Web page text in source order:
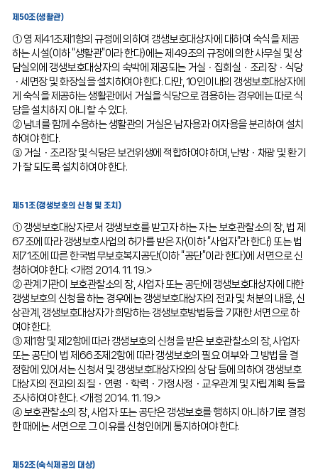
제50조(생활관)
① 영 제41조제1항의 규정에 의하여 갱생보호대상자에 대하여 숙식을 제공
하는 시설(이하 “생활관”이라 한다)에는 제49조의 규정에 의한 사무실 및 상
담실외에 갱생보호대상자의 숙박에 제공되는 거실ㆍ집회실ㆍ조리장ㆍ식당
ㆍ세면장 및 화장실을 설치하여야 한다. 다만, 10인이내의 갱생보호대상자에
게 숙식을 제공하는 생활관에서 거실을 식당으로 겸용하는 경우에는 따로 식
당을 설치하지 아니할 수 있다.
② 남녀를 함께 수용하는 생활관의 거실은 남자용과 여자용을 분리하여 설치
하여야 한다.
③ 거실ㆍ조리장 및 식당은 보건위생에 적합하여야 하며, 난방ㆍ채광 및 환기
가 잘 되도록 설치하여야 한다.
제51조(갱생보호의 신청 및 조치)
① 갱생보호대상자로서 갱생보호를 받고자 하는 자는 보호관찰소의 장, 법 제
67조에 따라 갱생보호사업의 허가를 받은 자(이하 “사업자”라 한다) 또는 법
제71조에 따른 한국법무보호복지공단(이하 “공단”이라 한다)에 서면으로 신
청하여야 한다. <개정 2014. 11. 19.>
② 관계기관이 보호관찰소의 장, 사업자 또는 공단에 갱생보호대상자에 대한
갱생보호의 신청을 하는 경우에는 갱생보호대상자의 전과 및 처분의 내용, 신
상관계, 갱생보호대상자가 희망하는 갱생보호방법등을 기재한 서면으로 하
여야 한다.
③ 제1항 및 제2항에 따라 갱생보호의 신청을 받은 보호관찰소의 장, 사업자
또는 공단이 법 제66조제2항에 따라 갱생보호의 필요 여부와 그 방법을 결
정함에 있어서는 신청서 및 갱생보호대상자와의 상담 등에 의하여 갱생보호
대상자의 전과의 죄질ㆍ연령ㆍ학력ㆍ가정사정ㆍ교우관계 및 자립계획 등을
조사하여야 한다. <개정 2014. 11. 19.>
④ 보호관찰소의 장, 사업자 또는 공단은 갱생보호를 행하지 아니하기로 결정
한 때에는 서면으로 그 이유를 신청인에게 통지하여야 한다.
제52조(숙식제공의 대상)